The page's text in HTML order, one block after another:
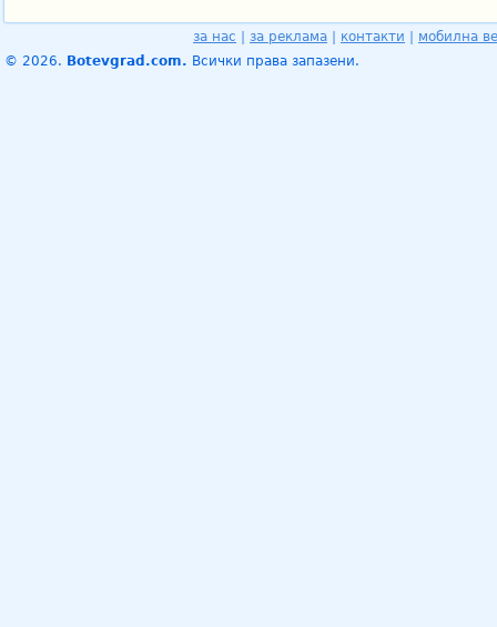
за нас за реклама контакти
мобилна
© 2026. Botevgrad.com. Всички права запазени.